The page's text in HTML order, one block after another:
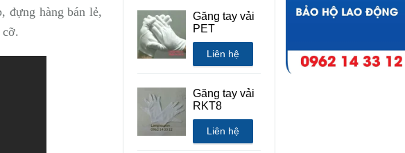
đựng hàng bán lẻ,
Găng tay vải
PET
Liên hệ
Găng tay vải
RKT8
Liên hệ